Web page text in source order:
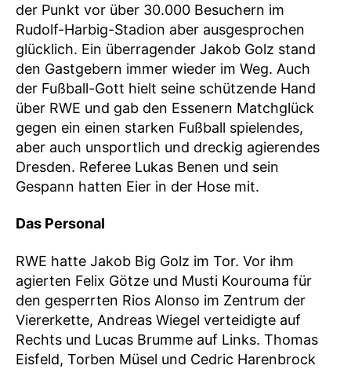
der Punkt vor über 30.000 Besuchern im
Rudolf-Harbig-Stadion aber ausgesprochen
glücklich. Ein überragender Jakob Golz stand
den Gastgebern immer wieder im Weg. Auch
der Fußball-Gott hielt seine schützende Hand
über RWE und gab den Essenern Matchglück
gegen ein einen starken Fußball spielendes,
aber auch unsportlich und dreckig agierendes
Dresden. Referee Lukas Benen und sein
Gespann hatten Eier in der Hose mit.
Das Personal
RWE hatte Jakob Big Golz im Tor. Vor ihm
agierten Felix Götze und Musti Kourouma für
den gesperrten Rios Alonso im Zentrum der
Viererkette, Andreas Wiegel verteidigte auf
Rechts und Lucas Brumme auf Links. Thomas
Eisfeld, Torben Müsel und Cedric Harenbrock